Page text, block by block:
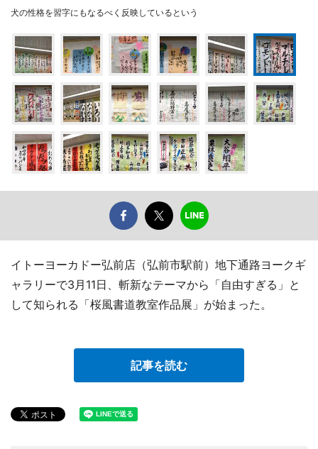
犬の性格を習字にもなるべく反映しているという
イトーヨーカドー弘前店（弘前市駅前）地下通路ヨークギ
ャラリーで3月11日、斬新なテーマから「自由すぎる」と
して知られる「桜風書道教室作品展」が始まった。
記事を読む